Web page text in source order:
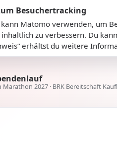
Besuchertracking
Matomo verwenden, um
zu verbessern. Du
erhältst du weitere
Marathon 2027 · BRK Bereitschaft